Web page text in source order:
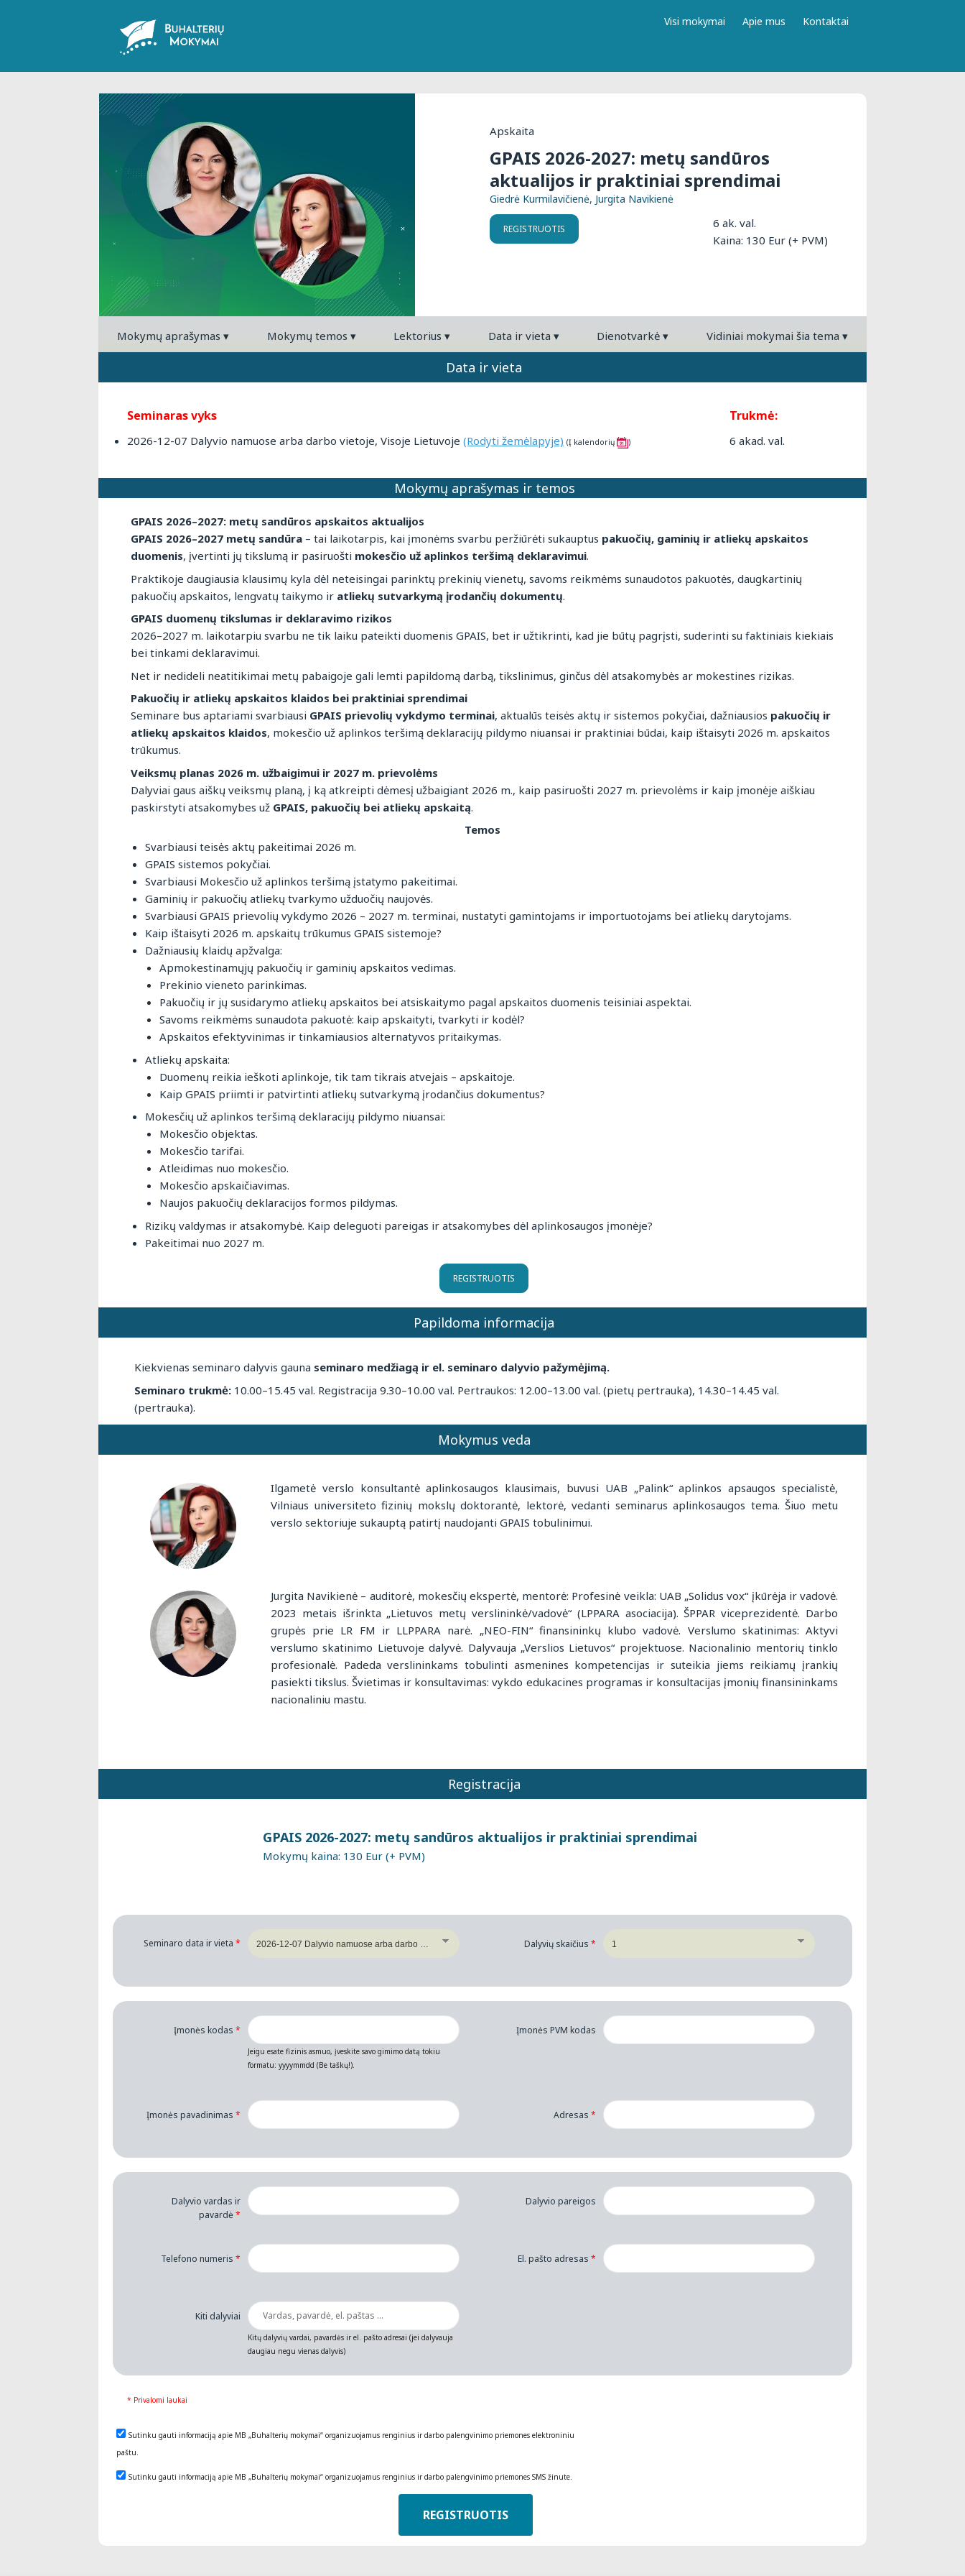
Visi mokymai Apie mus Kontaktai
Apskaita
GPAIS 2026-2027: metų sandūros
aktualijos ir praktiniai sprendimai
Giedrė Kurmilavičienė, Jurgita Navikienė
REGISTRUOTIS
6 ak. val.
Kaina: 130 Eur (+ PVM)
Mokymų aprašymas▾ Mokymų temos ▾ Lektorius▾ Data ir vieta ▾ Dienotvarkė▾ Vidiniai mokymai šia tema ▾
Data ir vieta
Seminaras vyks
2026-12-07 Dalyvio namuose arba darbo vietoje, Visoje Lietuvoje (Rodyti žemėlapyje) (Į kalendorių )
Trukmė:
6 akad. val.
Mokymų aprašymas ir temos
GPAIS 2026–2027: metų sandūros apskaitos aktualijos
GPAIS 2026–2027 metų sandūra– tai laikotarpis, kai įmonėms svarbu peržiūrėti sukauptus pakuočių, gaminių ir atliekų apskaitos
duomenis, įvertinti jų tikslumą ir pasiruošti mokesčio už aplinkos teršimą deklaravimui.
Praktikoje daugiausia klausimų kyla dėl neteisingai parinktų prekinių vienetų, savoms reikmėms sunaudotos pakuotės, daugkartinių
pakuočių apskaitos, lengvatų taikymo ir atliekų sutvarkymą įrodančių dokumentų.
GPAIS duomenų tikslumas ir deklaravimo rizikos
2026–2027 m. laikotarpiu svarbu ne tik laiku pateikti duomenis GPAIS, bet ir užtikrinti, kad jie būtų pagrįsti, suderinti su faktiniais kiekiais
bei tinkami deklaravimui.
Net ir nedideli neatitikimai metų pabaigoje gali lemti papildomą darbą, tikslinimus, ginčus dėl atsakomybės ar mokestines rizikas.
Pakuočių ir atliekų apskaitos klaidos bei praktiniai sprendimai
Seminare bus aptariami svarbiausi GPAIS prievolių vykdymo terminai, aktualūs teisės aktų ir sistemos pokyčiai, dažniausios pakuočių ir
atliekų apskaitos klaidos, mokesčio už aplinkos teršimą deklaracijų pildymo niuansai ir praktiniai būdai, kaip ištaisyti 2026 m. apskaitos
trūkumus.
Veiksmų planas 2026 m. užbaigimui ir 2027 m. prievolėms
Dalyviai gaus aiškų veiksmų planą, į ką atkreipti dėmesį užbaigiant 2026 m., kaip pasiruošti 2027 m. prievolėms ir kaip įmonėje aiškiau
paskirstyti atsakomybes už GPAIS, pakuočių bei atliekų apskaitą.
Temos
Svarbiausi teisės aktų pakeitimai 2026 m.
GPAIS sistemos pokyčiai.
Svarbiausi Mokesčio už aplinkos teršimą įstatymo pakeitimai.
Gaminių ir pakuočių atliekų tvarkymo užduočių naujovės.
Svarbiausi GPAIS prievolių vykdymo 2026 – 2027 m. terminai, nustatyti gamintojams ir importuotojams bei atliekų darytojams.
Kaip ištaisyti 2026 m. apskaitų trūkumus GPAIS sistemoje?
Dažniausių klaidų apžvalga:
Apmokestinamųjų pakuočių ir gaminių apskaitos vedimas.
Prekinio vieneto parinkimas.
Pakuočių ir jų susidarymo atliekų apskaitos bei atsiskaitymo pagal apskaitos duomenis teisiniai aspektai.
Savoms reikmėms sunaudota pakuotė: kaip apskaityti, tvarkyti ir kodėl?
Apskaitos efektyvinimas ir tinkamiausios alternatyvos pritaikymas.
Atliekų apskaita:
Duomenų reikia ieškoti aplinkoje, tik tam tikrais atvejais – apskaitoje.
Kaip GPAIS priimti ir patvirtinti atliekų sutvarkymą įrodančius dokumentus?
Mokesčių už aplinkos teršimą deklaracijų pildymo niuansai:
Mokesčio objektas.
Mokesčio tarifai.
Atleidimas nuo mokesčio.
Mokesčio apskaičiavimas.
Naujos pakuočių deklaracijos formos pildymas.
Rizikų valdymas ir atsakomybė. Kaip deleguoti pareigas ir atsakomybes dėl aplinkosaugos įmonėje?
Pakeitimai nuo 2027 m.
REGISTRUOTIS
Papildoma informacija
Kiekvienas seminaro dalyvis gauna seminaro medžiagą ir el. seminaro dalyvio pažymėjimą.
Seminaro trukmė:10.00–15.45 val. Registracija 9.30–10.00 val. Pertraukos: 12.00–13.00 val. (pietų pertrauka), 14.30–14.45 val.
(pertrauka).
Mokymus veda
Ilgametė verslo konsultantė aplinkosaugos klausimais, buvusi UAB „Palink“ aplinkos apsaugos specialistė,
Vilniaus universiteto fizinių mokslų doktorantė, lektorė, vedanti seminarus aplinkosaugos tema. Šiuo metu
verslo sektoriuje sukauptą patirtį naudojanti GPAIS tobulinimui.
Jurgita Navikienė – auditorė, mokesčių ekspertė, mentorė: Profesinė veikla: UAB „Solidus vox“ įkūrėja ir vadovė.
2023 metais išrinkta „Lietuvos metų verslininkė/vadovė“ (LPPARA asociacija). ŠPPAR viceprezidentė. Darbo
grupės prie LR FM ir LLPPARA narė. „NEO-FIN“ finansininkų klubo vadovė. Verslumo skatinimas: Aktyvi
verslumo skatinimo Lietuvoje dalyvė. Dalyvauja „Verslios Lietuvos“ projektuose. Nacionalinio mentorių tinklo
profesionalė. Padeda verslininkams tobulinti asmenines kompetencijas ir suteikia jiems reikiamų įrankių
pasiekti tikslus. Švietimas ir konsultavimas: vykdo edukacines programas ir konsultacijas įmonių finansininkams
nacionaliniu mastu.
Registracija
GPAIS 2026-2027: metų sandūros aktualijos ir praktiniai sprendimai
Mokymų kaina: 130 Eur (+ PVM)
Seminaro data ir vieta* Dalyvių skaičius*
Įmonės kodas*
Jeigu esate fizinis asmuo, įveskite savo gimimo datą tokiu
formatu: yyyymmdd (Be taškų!).
Įmonės PVM kodas
Įmonės pavadinimas* Adresas*
Dalyvio vardas ir
pavardė*
Dalyvio pareigos
Telefono numeris* El. pašto adresas*
Kiti dalyviai
Kitų dalyvių vardai, pavardės ir el. pašto adresai (jei dalyvauja
daugiau negu vienas dalyvis)
* Privalomi laukai
Sutinku gauti informaciją apie MB „Buhalterių mokymai“ organizuojamus renginius ir darbo palengvinimo priemones elektroniniu
paštu.
Sutinku gauti informaciją apie MB „Buhalterių mokymai“ organizuojamus renginius ir darbo palengvinimo priemones SMS žinute.
REGISTRUOTIS